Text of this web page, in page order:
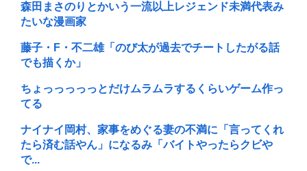
森田まさのりとかいう一流以上レジェンド未満代表み
たいな漫画家
藤子・F・不二雄「のび太が過去でチートしたがる話
でも描くか」
ちょっっっっっとだけムラムラするくらいゲーム作っ
てる
ナイナイ岡村、家事をめぐる妻の不満に「言ってくれ
たら済む話やん」になるみ「バイトやったらクビや
で...